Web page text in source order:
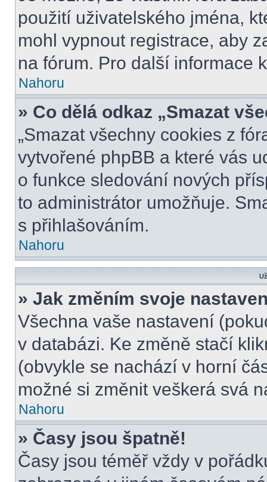
použití uživatelského jména,
mohl vypnout registrace, aby
na fórum. Pro další informace
Nahoru
» Co dělá odkaz „Smazat
„Smazat všechny cookies z
vytvořené phpBB a které vás
o funkce sledování nových
to administrátor umožňuje.
s přihlašováním.
Nahoru
» Jak změním svoje
Všechna vaše nastavení
v databázi. Ke změně stačí
(obvykle se nachází v horní
možné si změnit veškerá svá
Nahoru
» Časy jsou špatně!
Časy jsou téměř vždy v